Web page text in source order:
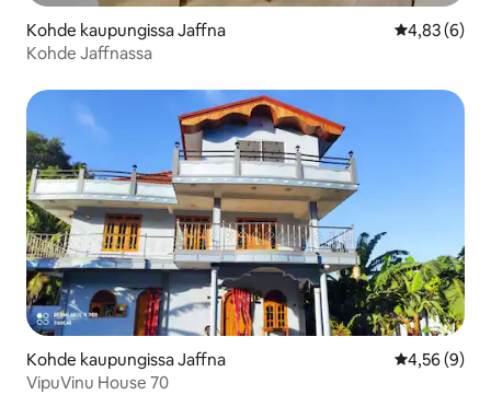
Kohde kaupungissa Jaffna
4,83 (6)
Kohde Jaffnassa
Kohde kaupungissa Jaffna
4,56 (9)
VipuVinu House 70